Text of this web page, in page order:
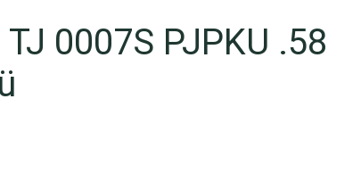
0007S PJPKU .58